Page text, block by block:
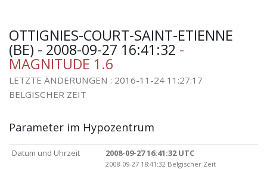
OTTIGNIES-COURT-SAINT-ETIENNE
(BE) - 2008-09-27 16:41:32 -
MAGNITUDE 1.6
LETZTE ÄNDERUNGEN : 2016-11-24 11:27:17
BELGISCHER ZEIT
Parameter im Hypozentrum
Datum und Uhrzeit 2008-09-27 16:41:32 UTC
2008-09-27 18:41:32 Belgischer Zeit